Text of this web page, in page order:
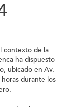
contexto de la
ha dispuesto
, ubicado en Av.
durante los